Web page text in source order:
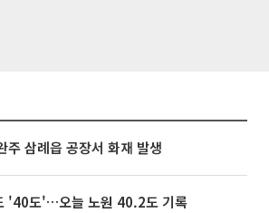
주 삼례읍 공장서 화재 발생
'40도'…오늘 노원 40.2도 기록